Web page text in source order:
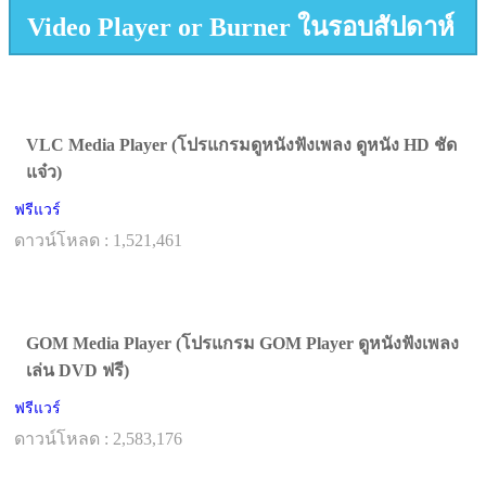
Video Player or Burner ในรอบสัปดาห์
VLC Media Player (โปรแกรมดูหนังฟังเพลง ดูหนัง HD ชัด
แจ๋ว)
ฟรีแวร์
ดาวน์โหลด : 1,521,461
GOM Media Player (โปรแกรม GOM Player ดูหนังฟังเพลง
เล่น DVD ฟรี)
ฟรีแวร์
ดาวน์โหลด : 2,583,176